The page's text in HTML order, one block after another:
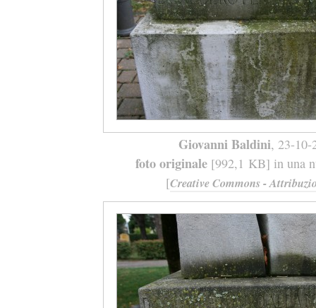
Giovanni Baldini, 23-10-
foto originale [992,1 KB] in una
[Creative Commons -